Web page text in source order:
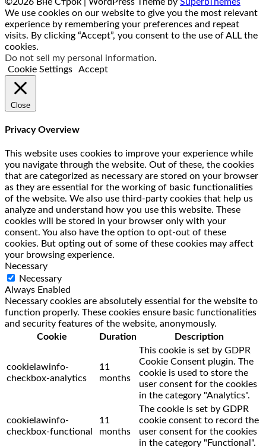
©2026 Вне Строк | WordPress Theme by SuperbThemes
We use cookies on our website to give you the most relevant
experience by remembering your preferences and repeat
visits. By clicking “Accept”, you consent to the use of ALL the
cookies.
Do not sell my personal information.
Cookie Settings
Accept
Close
Privacy Overview
This website uses cookies to improve your experience while
you navigate through the website. Out of these, the cookies
that are categorized as necessary are stored on your browser
as they are essential for the working of basic functionalities
of the website. We also use third-party cookies that help us
analyze and understand how you use this website. These
cookies will be stored in your browser only with your
consent. You also have the option to opt-out of these
cookies. But opting out of some of these cookies may affect
your browsing experience.
Necessary
Necessary
Always Enabled
Necessary cookies are absolutely essential for the website to
function properly. These cookies ensure basic functionalities
and security features of the website, anonymously.
Cookie
Duration Description
cookielawinfo-
checkbox-analytics
11
months
This cookie is set by GDPR
Cookie Consent plugin. The
cookie is used to store the
user consent for the cookies
in the category "Analytics".
cookielawinfo-
checkbox-functional
11
months
The cookie is set by GDPR
cookie consent to record the
user consent for the cookies
in the category "Functional".